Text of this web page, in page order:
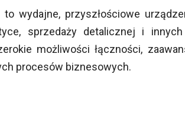
to wydajne, przyszłościowe
sprzedaży detalicznej i
możliwości łączności,
procesów biznesowych.